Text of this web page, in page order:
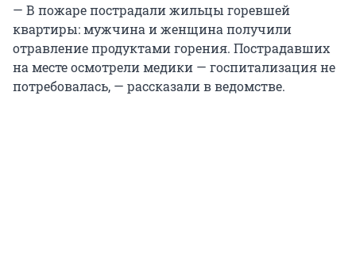
— В пожаре пострадали жильцы горевшей
квартиры:мужчина и женщина получили
отравление продуктами горения. Пострадавших
на месте осмотрели медики — госпитализация не
потребовалась, — рассказали в ведомстве.